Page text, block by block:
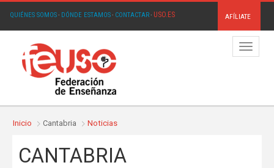
QUIÉNES SOMOS· DÓNDE ESTAMOS· CONTACTAR· USO.ES AFÍLIATE
Menú
Inicio Cantabria Noticias
CANTABRIA